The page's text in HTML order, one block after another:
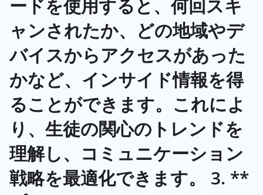
ードを使用すると、何回スキ
ャンされたか、どの地域やデ
バイスからアクセスがあった
かなど、インサイド情報を得
ることができます。これによ
り、生徒の関心のトレンドを
理解し、コミュニケーション
戦略を最適化できます。 3. **